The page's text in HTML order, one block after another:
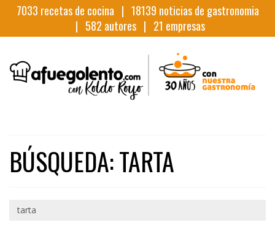
7033 recetas de cocina | 18139 noticias de gastronomia
| 582 autores | 21 empresas
BÚSQUEDA: TARTA